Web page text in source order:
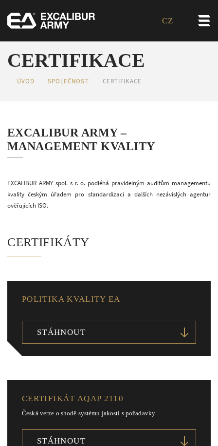
CZ
CERTIFIKACE
ÚVOD SPOLEČNOST CERTIFIKACE
EXCALIBUR ARMY –
MANAGEMENT KVALITY
EXCALIBUR ARMY spol. s r. o. podléhá pravidelným auditům managementu
kvality českým úřadem pro standardizaci a dalších nezávislých agentur
ověřujících ISO.
CERTIFIKÁTY
POLITIKA KVALITY EA
STÁHNOUT
CERTIFIKÁT AQAP 2110
Česká verze o shodě systému jakosti s požadavky
STÁHNOUT